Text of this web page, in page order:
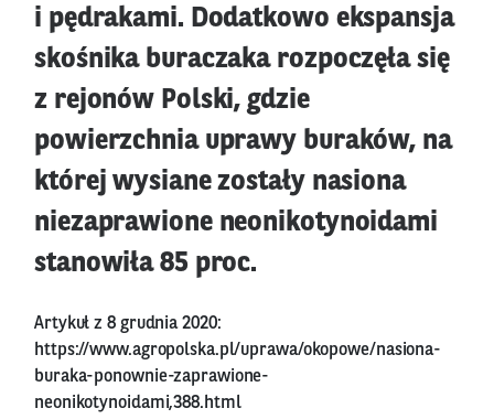
i pędrakami. Dodatkowo ekspansja
skośnika buraczaka rozpoczęła się
z rejonów Polski, gdzie
powierzchnia uprawy buraków, na
której wysiane zostały nasiona
niezaprawione neonikotynoidami
stanowiła 85 proc.
Artykuł z 8 grudnia 2020:
https://www.agropolska.pl/uprawa/okopowe/nasiona-
buraka-ponownie-zaprawione-
neonikotynoidami,388.html